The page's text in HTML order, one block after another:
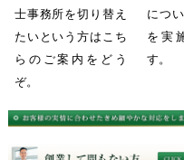
士事務所を切り替え
たいという方はこち
らのご案内をどう
ぞ。
につ
を実
す。